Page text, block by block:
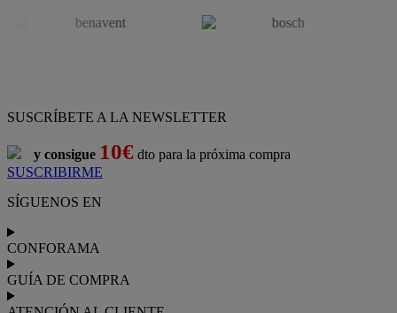
SUSCRÍBETE A LA NEWSLETTER
y consigue 10€ dto para la próxima compra
SUSCRIBIRME
SÍGUENOS EN
CONFORAMA
GUÍA DE COMPRA